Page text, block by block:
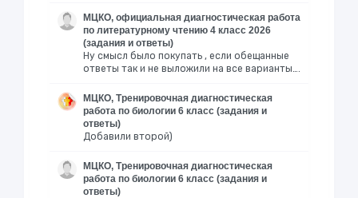
МЦКО, официальная диагностическая работа
по литературному чтению 4 класс 2026
(задания и ответы)
Ну смысл было покупать , если обещанные
ответы так и не выложили на все варианты….
МЦКО, Тренировочная диагностическая
работа по биологии 6 класс (задания и
ответы)
Добавили второй)
МЦКО, Тренировочная диагностическая
работа по биологии 6 класс (задания и
ответы)